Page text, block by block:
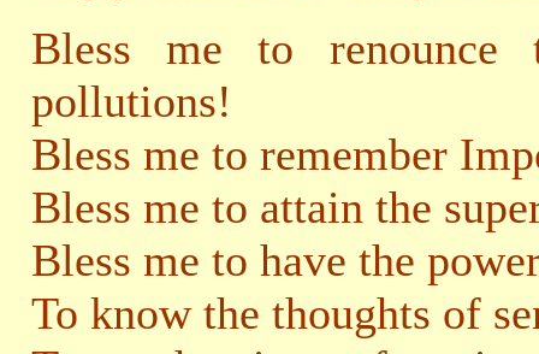
Bless me to renounce
pollutions!
Bless me to remember
Bless me to attain the
Bless me to have the
To know the thoughts of